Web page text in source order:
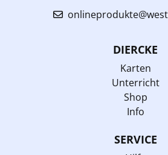
DIERCKE
Karten
Unterricht
Shop
Info
SERVICE